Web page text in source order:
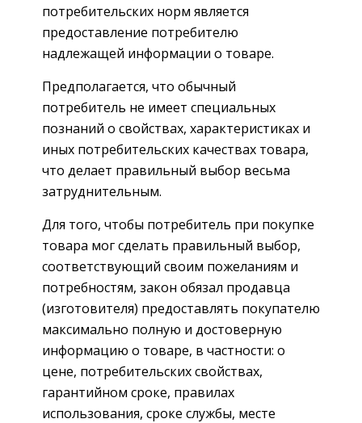
потребительских норм является
предоставление потребителю
надлежащей информации о товаре.
Предполагается, что обычный
потребитель не имеет специальных
познаний о свойствах, характеристиках и
иных потребительских качествах товара,
что делает правильный выбор весьма
затруднительным.
Для того, чтобы потребитель при покупке
товара мог сделать правильный выбор,
соответствующий своим пожеланиям и
потребностям, закон обязал продавца
(изготовителя) предоставлять покупателю
максимально полную и достоверную
информацию о товаре, в частности: о
цене, потребительских свойствах,
гарантийном сроке, правилах
использования, сроке службы, месте